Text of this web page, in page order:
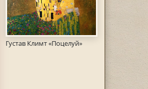
Густав Климт «Поцелуй»